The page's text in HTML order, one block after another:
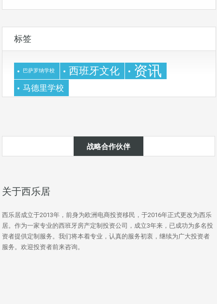
标签
巴萨罗纳学校 西班牙文化 资讯
马德里学校
战略合作伙伴
关于西乐居
西乐居成立于2013年，前身为欧洲电商投资移民，于2016年正式更改为西乐
居。作为一家专业的西班牙房产定制投资公司，成立3年来，已成功为多名投
资者提供定制服务。我们将本着专业，认真的服务初衷，继续为广大投资者
服务。欢迎投资者前来咨询。